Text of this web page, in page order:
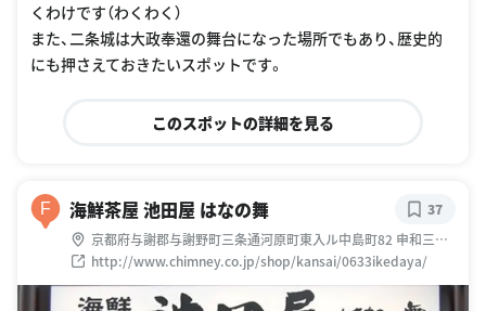
くわけです（わくわく）
また、二条城は大政奉還の舞台になった場所でもあり、歴史的
にも押さえておきたいスポットです。
このスポットの詳細を見る
F 海鮮茶屋 池田屋 はなの舞
京都府与謝郡与謝野町三条通河原町東入ル中島町82 申和三条
ビル
http://www.chimney.co.jp/shop/kansai/0633ikedaya/
37